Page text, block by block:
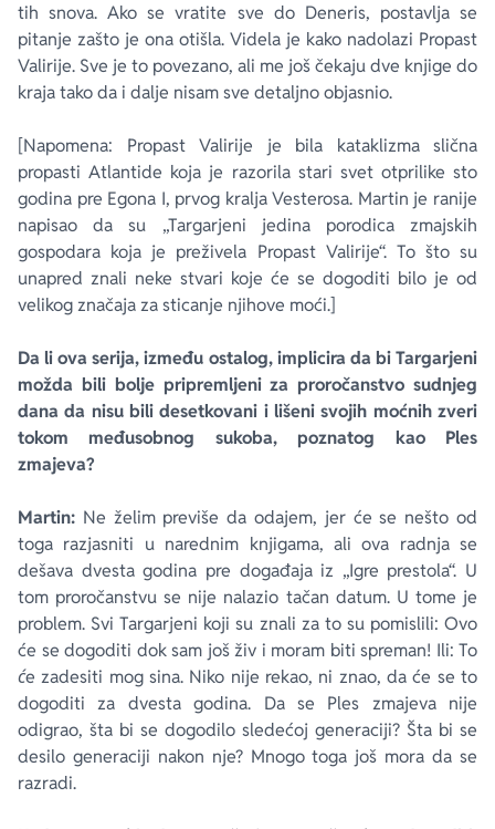
tih snova. Ako se vratite sve do Deneris, postavlja se
pitanje zašto je ona otišla. Videla je kako nadolazi Propast
Valirije. Sve je to povezano, ali me još čekaju dve knjige do
kraja tako da i dalje nisam sve detaljno objasnio.
[Napomena: Propast Valirije je bila kataklizma slična
propasti Atlantide koja je razorila stari svet otprilike sto
godina pre Egona I, prvog kralja Vesterosa. Martin je ranije
napisao da su „Targarjeni jedina porodica zmajskih
gospodara koja je preživela Propast Valirije“. To što su
unapred znali neke stvari koje će se dogoditi bilo je od
velikog značaja za sticanje njihove moći.]
Da li ova serija, između ostalog, implicira da bi Targarjeni
možda bili bolje pripremljeni za proročanstvo sudnjeg
dana da nisu bili desetkovani i lišeni svojih moćnih zveri
tokom međusobnog sukoba, poznatog kao Ples
zmajeva?
Martin: Ne želim previše da odajem, jer će se nešto od
toga razjasniti u narednim knjigama, ali ova radnja se
dešava dvesta godina pre događaja iz „Igre prestola“. U
tom proročanstvu se nije nalazio tačan datum. U tome je
problem. Svi Targarjeni koji su znali za to su pomislili: Ovo
će se dogoditi dok sam još živ i moram biti spreman! Ili: To
će zadesiti mog sina. Niko nije rekao, ni znao, da će se to
dogoditi za dvesta godina. Da se Ples zmajeva nije
odigrao, šta bi se dogodilo sledećoj generaciji? Šta bi se
desilo generaciji nakon nje? Mnogo toga još mora da se
razradi.